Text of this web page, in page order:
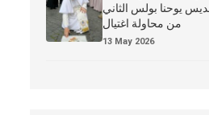
يوحنا بولس الثاني
من محاولة اغتيال
13 May 2026